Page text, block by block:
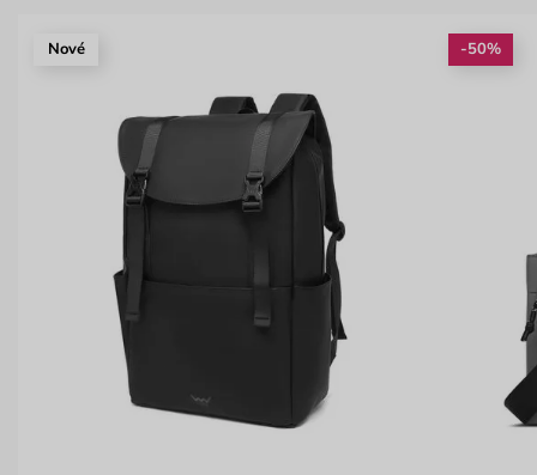
Nové -50%